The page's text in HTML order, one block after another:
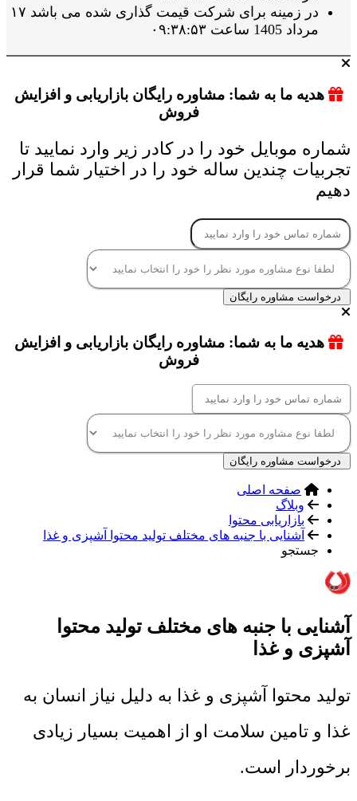
در زمینه برای شرکت قیمت گذاری شده می باشد ۱۷
مرداد 1405 ساعت ۰۹:۳۸:۵۳
هدیه ما به شما: مشاوره رایگان بازاریابی و افزایش
فروش
شماره موبایل خود را در کادر زیر وارد نمایید تا
تجربیات چندین ساله خود را در اختیار شما قرار
دهیم
درخواست مشاوره رایگان
هدیه ما به شما: مشاوره رایگان بازاریابی و افزایش
فروش
درخواست مشاوره رایگان
صفحه اصلی
وبلاگ
بازاریابی محتوا
آشنایی با جنبه های مختلف تولید محتوا آشپزی و غذا
جستجو
آشنایی با جنبه های مختلف تولید محتوا
آشپزی و غذا
تولید محتوا آشپزی و غذا به دلیل نیاز انسان به
غذا و تامین سلامت او از اهمیت بسیار زیادی
برخوردار است.